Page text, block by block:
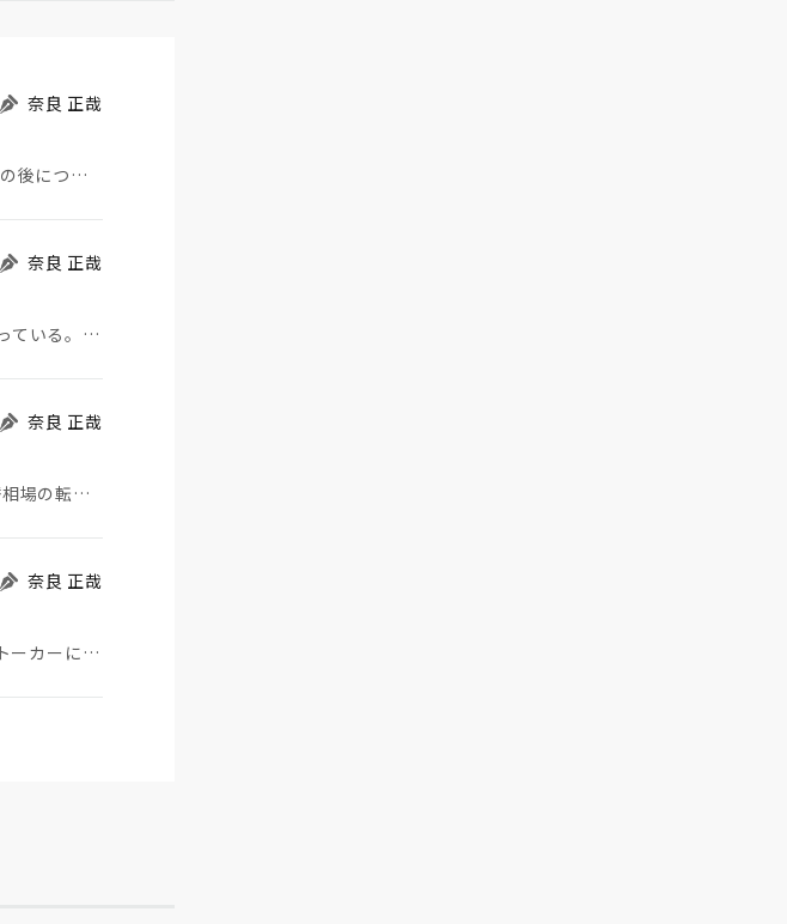
奈良 正哉
夏の甲子園が始まった。その裏側で、広陵やPLなど野球名門校（だった）の不祥事のその後について、「熱…
奈良 正哉
モロッコから地続きのスペインの飛び地へ不法移民が急増していて、当地の大問題となっている。「海を泳い…
奈良 正哉
日米が協調介入に踏み切った。円は急騰している。 プラザ合意以降、協調介入は為替相場の転機になって…
奈良 正哉
ストーカーにGPSを着けさせることが議論されている（7月29日日経）。反対派は「ストーカーにも人権…